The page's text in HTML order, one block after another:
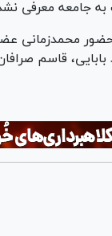
جامعه معرفی
محمدزمانی
قاسم